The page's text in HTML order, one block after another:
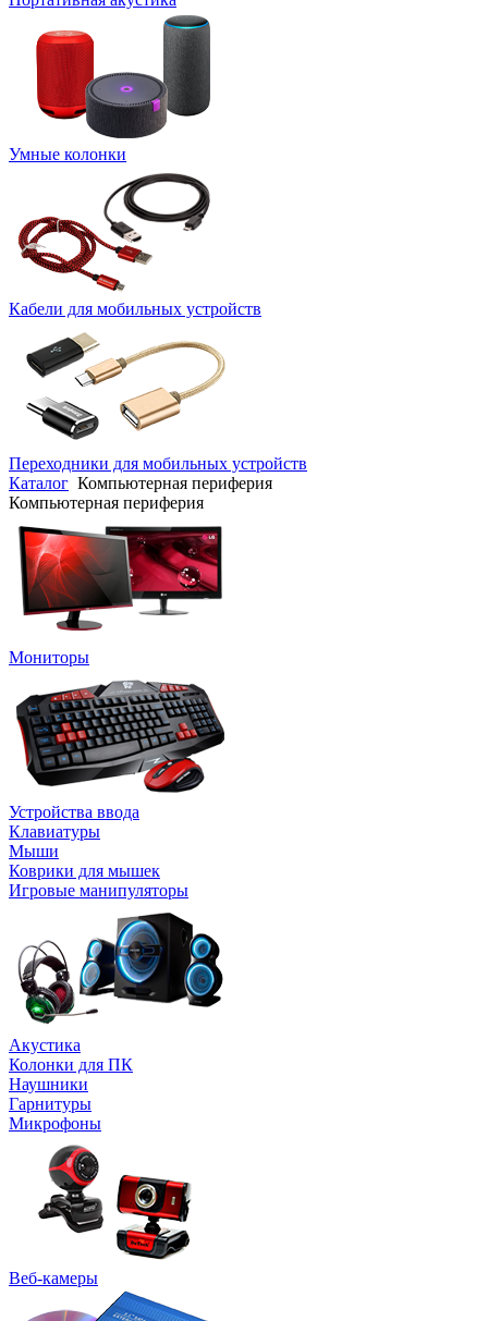
Умные колонки
Кабели для мобильных устройств
Переходники для мобильных устройств
Каталог Компьютерная периферия
Компьютерная периферия
Мониторы
Устройства ввода
Клавиатуры
Мыши
Коврики для мышек
Игровые манипуляторы
Акустика
Колонки для ПК
Наушники
Гарнитуры
Микрофоны
Веб-камеры